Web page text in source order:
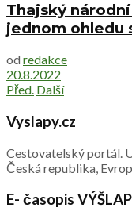
Thajský
jednom ohledu
od redakce
20.8.2022
Před. Další
Vyslapy.cz
Cestovatelský portál.
Česká republika,
E- časopis